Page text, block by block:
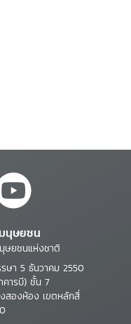
นุษยชน
ษยชนแห่งชาติ
ษา 5 ธันวาคม 2550
คารบี) ชั้น 7
สองห้อง เขตหลักสี่